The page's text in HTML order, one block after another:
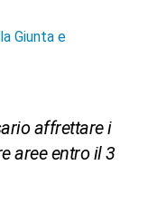
Giunta e
affrettare i
aree entro il 3